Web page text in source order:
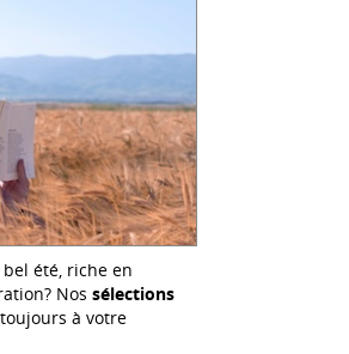
bel été, riche en
Nos sélections
à votre